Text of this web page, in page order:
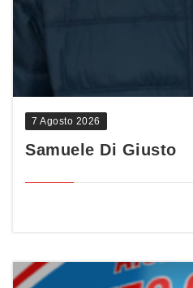
7 Agosto 2026
Samuele Di Giusto